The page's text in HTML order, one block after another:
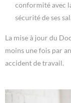
conformité avec
sécurité de ses
La mise à jour du
moins une fois par
accident de travail.